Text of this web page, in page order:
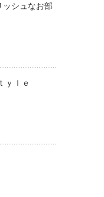
ッシュなお部
ｌｅ